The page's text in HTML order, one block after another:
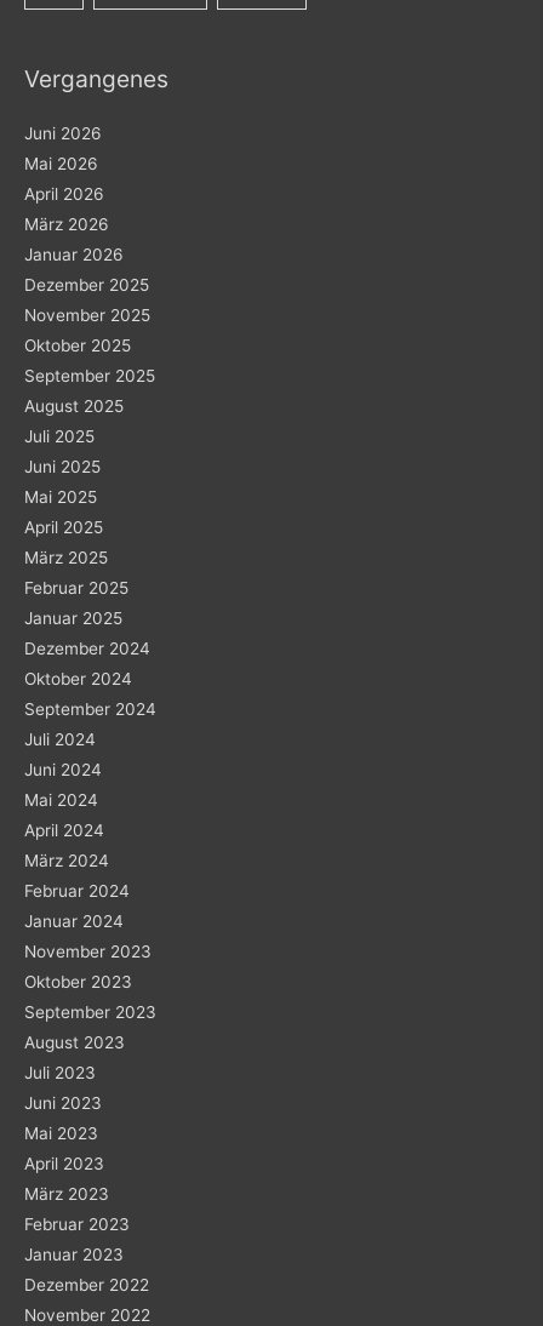
Vergangenes
Juni 2026
Mai 2026
April 2026
März 2026
Januar 2026
Dezember 2025
November 2025
Oktober 2025
September 2025
August 2025
Juli 2025
Juni 2025
Mai 2025
April 2025
März 2025
Februar 2025
Januar 2025
Dezember 2024
Oktober 2024
September 2024
Juli 2024
Juni 2024
Mai 2024
April 2024
März 2024
Februar 2024
Januar 2024
November 2023
Oktober 2023
September 2023
August 2023
Juli 2023
Juni 2023
Mai 2023
April 2023
März 2023
Februar 2023
Januar 2023
Dezember 2022
November 2022